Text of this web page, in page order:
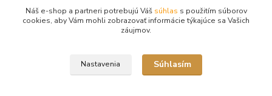
info@krmivamirima.sk
Náš e-shop a partneri potrebujú Váš súhlas s použitím súborov
cookies, aby Vám mohli zobrazovať informácie týkajúce sa Vašich
záujmov.
Nastavenia Súhlasím